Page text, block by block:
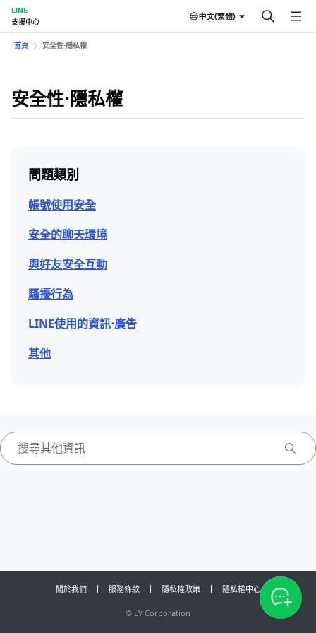
LINE
支援中心
中文(繁體)
首頁 安全性⋅隱私權
安全性⋅隱私權
問題類別
帳號使用安全
安全的聊天環境
與好友安全互動
騷擾行為
LINE使用的資訊⋅廣告
其他
關於我們 服務條款 隱私權政策 隱私權中心
© LY Corporation